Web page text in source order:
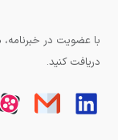
با عضویت در
دریافت کنید.